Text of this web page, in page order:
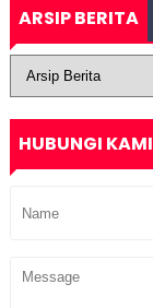
ARSIP BERITA
HUBUNGI KAMI